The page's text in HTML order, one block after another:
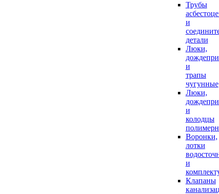
Трубы
и
детали
Люки,
и
трапы
чугунные
Люки,
и
колодцы
Воронки,
лотки
и
Клапаны